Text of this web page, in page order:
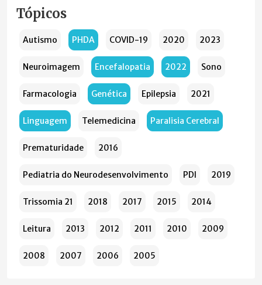
Tópicos
Autismo PHDA COVID-19 2020 2023
Neuroimagem Encefalopatia 2022 Sono
Farmacologia Genética Epilepsia 2021
Linguagem Telemedicina Paralisia Cerebral
Prematuridade 2016
Pediatria do Neurodesenvolvimento PDI 2019
Trissomia 21 2018 2017 2015 2014
Leitura 2013 2012 2011 2010 2009
2008 2007 2006 2005